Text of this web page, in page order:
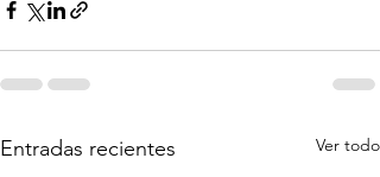
Entradas recientes Ver todo